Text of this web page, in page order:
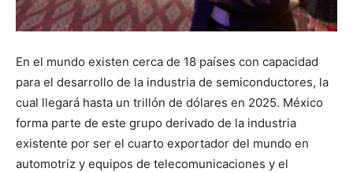
En el mundo existen cerca de 18 países con capacidad
para el desarrollo de la industria de semiconductores, la
cual llegará hasta un trillón de dólares en 2025. México
forma parte de este grupo derivado de la industria
existente por ser el cuarto exportador del mundo en
automotriz y equipos de telecomunicaciones y el